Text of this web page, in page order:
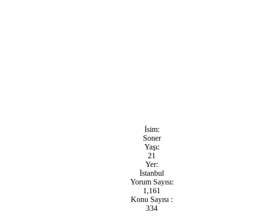
İsim:
Soner
Yaşı:
21
Yer:
İstanbul
Yorum Sayısı:
1,161
Konu Sayısı :
334